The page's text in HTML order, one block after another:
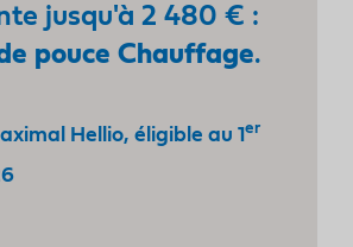
jusqu'à 2 480 € :
pouce Chauffage.
Hellio, éligible au 1 er